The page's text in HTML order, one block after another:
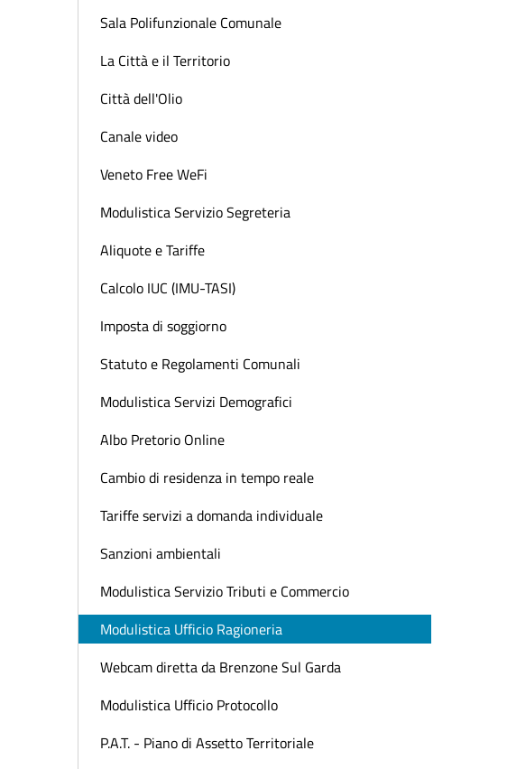
Sala Polifunzionale Comunale
La Città e il Territorio
Città dell'Olio
Canale video
Veneto Free WeFi
Modulistica Servizio Segreteria
Aliquote e Tariffe
Calcolo IUC (IMU-TASI)
Imposta di soggiorno
Statuto e Regolamenti Comunali
Modulistica Servizi Demografici
Albo Pretorio Online
Cambio di residenza in tempo reale
Tariffe servizi a domanda individuale
Sanzioni ambientali
Modulistica Servizio Tributi e Commercio
Modulistica Ufficio Ragioneria
Webcam diretta da Brenzone Sul Garda
Modulistica Ufficio Protocollo
P.A.T. - Piano di Assetto Territoriale